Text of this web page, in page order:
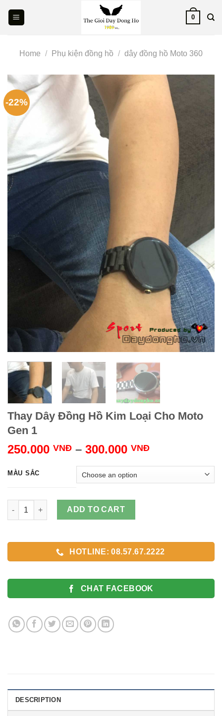
0
Home / Phụ kiện đồng hồ / dây đồng hồ Moto 360
-22%
Thay Dây Đồng Hồ Kim Loại Cho Moto
Gen 1
250.000 VNĐ – 300.000 VNĐ
MÀU SẮC
Thay Dây Đồng Hồ Kim Loại Cho Moto Gen 1 quantity
ADD TO CART
HOTLINE: 08.57.67.2222
CHAT FACEBOOK
DESCRIPTION